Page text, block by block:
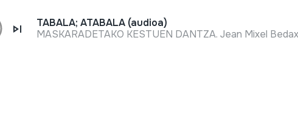
TABALA; ATABALA (audioa)